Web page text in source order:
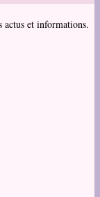
et informations.